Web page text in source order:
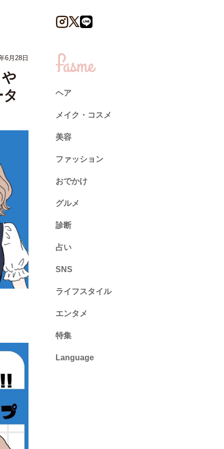
6月28日
ヘア
メイク・コスメ
美容
ファッション
トレンド
ネイル
おでかけ
グルメ
診断
診断
占い
心理テスト
SNS
ライフスタイル
推し活
カルチャー・暮らし
エンタメ
特集
Language